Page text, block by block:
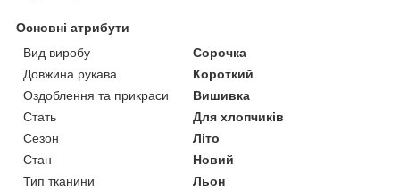
Основні атрибути
Вид виробу
Сорочка
Довжина рукава
Короткий
Оздоблення та прикраси
Вишивка
Стать
Для хлопчиків
Сезон
Літо
Стан
Новий
Тип тканини
Льон